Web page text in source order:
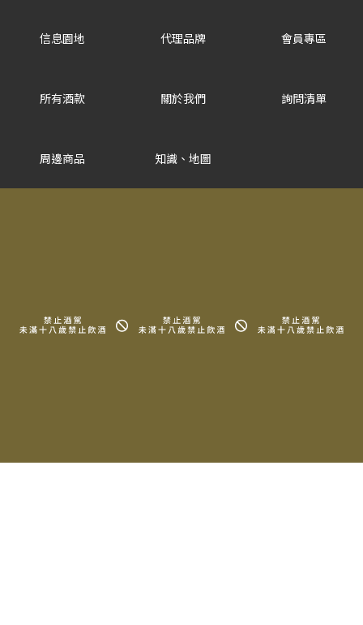
信息園地
所有酒款
周邊商品
代理品牌
關於我們
知識、地圖
會員專區
詢問清單